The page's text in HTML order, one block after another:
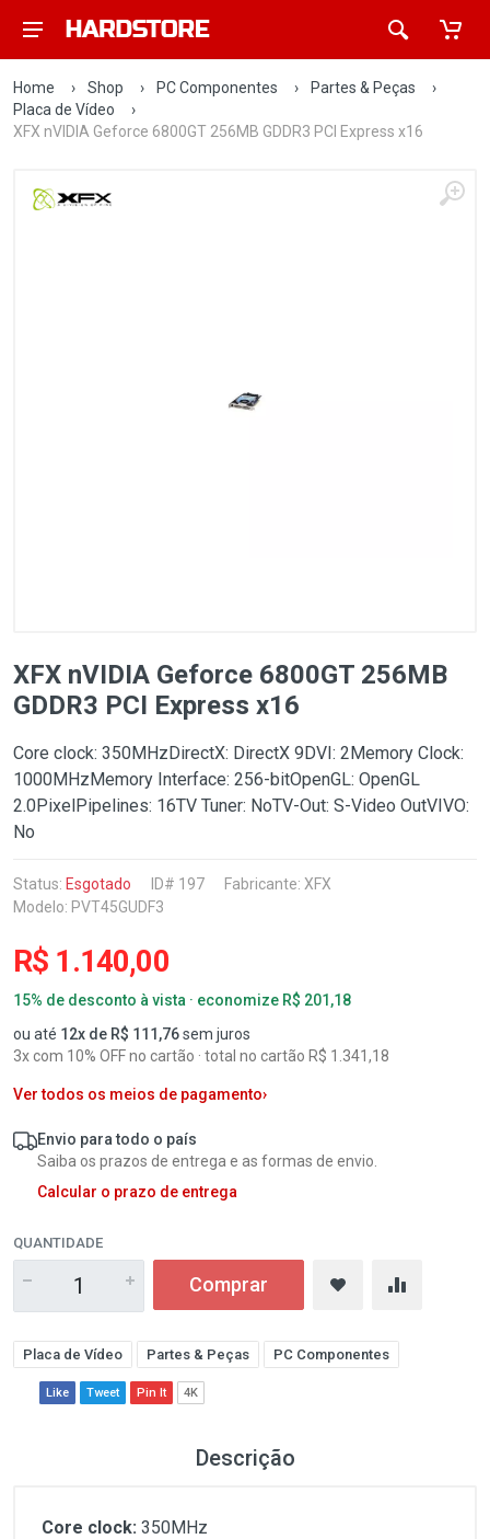
Home › Shop › PC Componentes › Partes & Peças
›
Placa de Vídeo
›
XFX nVIDIA Geforce 6800GT 256MB GDDR3 PCI Express x16
XFX nVIDIA Geforce 6800GT 256MB
GDDR3 PCI Express x16
Core clock: 350MHzDirectX: DirectX 9DVI: 2Memory Clock:
1000MHzMemory Interface: 256-bitOpenGL: OpenGL
2.0PixelPipelines: 16TV Tuner: NoTV-Out: S-Video OutVIVO:
No
Status: Esgotado ID# 197 Fabricante: XFX
Modelo: PVT45GUDF3
R$ 1.140,00
15% de desconto à vista · economize R$ 201,18
ou até 12x de R$ 111,76sem juros
3x com 10% OFF no cartão · total no cartão R$ 1.341,18
Ver todos os meios de pagamento›
Envio para todo o país
Saiba os prazos de entrega e as formas de envio.
Calcular o prazo de entrega
QUANTIDADE
Comprar
Placa de Vídeo Partes & Peças PC Componentes
Like Tweet Pin It 4K
Descrição
Core clock: 350MHz